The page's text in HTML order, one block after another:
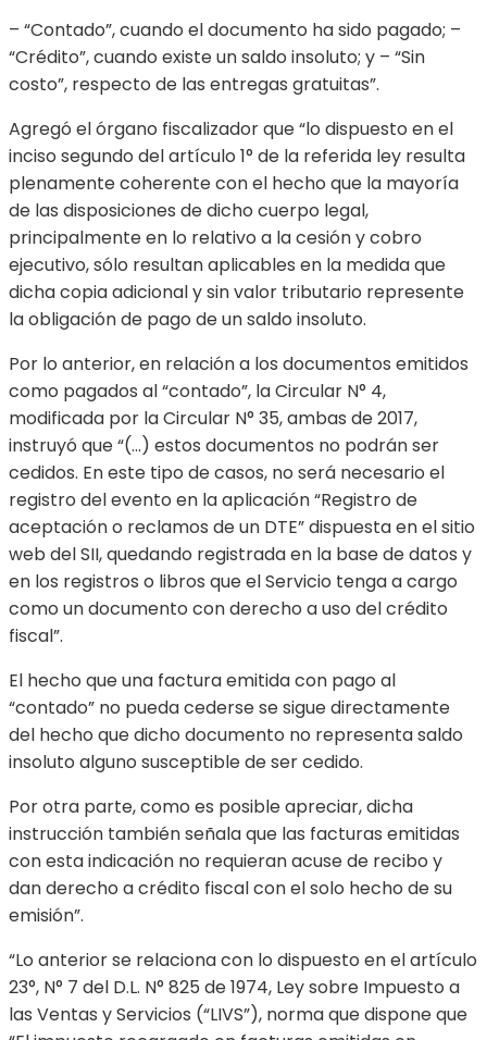
– “Contado”, cuando el documento ha sido pagado; –
“Crédito”, cuando existe un saldo insoluto; y – “Sin
costo”, respecto de las entregas gratuitas”.
Agregó el órgano fiscalizador que “lo dispuesto en el
inciso segundo del artículo 1° de la referida ley resulta
plenamente coherente con el hecho que la mayoría
de las disposiciones de dicho cuerpo legal,
principalmente en lo relativo a la cesión y cobro
ejecutivo, sólo resultan aplicables en la medida que
dicha copia adicional y sin valor tributario represente
la obligación de pago de un saldo insoluto.
Por lo anterior, en relación a los documentos emitidos
como pagados al “contado”, la Circular N° 4,
modificada por la Circular N° 35, ambas de 2017,
instruyó que “(…) estos documentos no podrán ser
cedidos. En este tipo de casos, no será necesario el
registro del evento en la aplicación “Registro de
aceptación o reclamos de un DTE” dispuesta en el sitio
web del SII, quedando registrada en la base de datos y
en los registros o libros que el Servicio tenga a cargo
como un documento con derecho a uso del crédito
fiscal”.
El hecho que una factura emitida con pago al
“contado” no pueda cederse se sigue directamente
del hecho que dicho documento no representa saldo
insoluto alguno susceptible de ser cedido.
Por otra parte, como es posible apreciar, dicha
instrucción también señala que las facturas emitidas
con esta indicación no requieran acuse de recibo y
dan derecho a crédito fiscal con el solo hecho de su
emisión”.
“Lo anterior se relaciona con lo dispuesto en el artículo
23°, N° 7 del D.L. N° 825 de 1974, Ley sobre Impuesto a
las Ventas y Servicios (“LIVS”), norma que dispone que